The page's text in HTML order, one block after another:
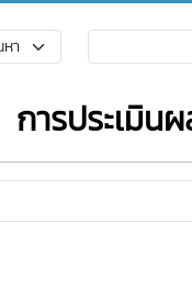
การประเมิน